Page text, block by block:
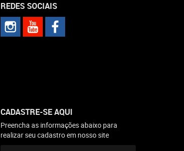
REDES SOCIAIS
CADASTRE-SE AQUI
Preencha as informações abaixo para
realizar seu cadastro em nosso site